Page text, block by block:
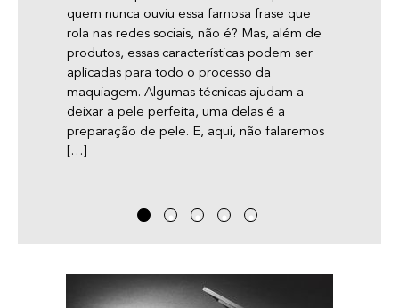
quem nunca ouviu essa famosa frase que
rola nas redes sociais, não é? Mas, além de
produtos, essas características podem ser
aplicadas para todo o processo da
maquiagem. Algumas técnicas ajudam a
deixar a pele perfeita, uma delas é a
preparação de pele. E, aqui, não falaremos
[…]